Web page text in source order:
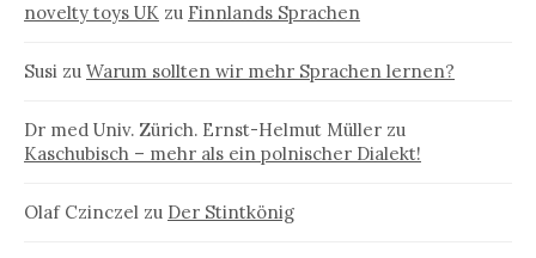
novelty toys UK zu Finnlands Sprachen
Susi zu Warum sollten wir mehr Sprachen lernen?
Dr med Univ. Zürich. Ernst-Helmut Müller zu
Kaschubisch – mehr als ein polnischer Dialekt!
Olaf Czinczel zu Der Stintkönig